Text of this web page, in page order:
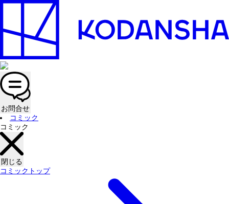
お問合せ
コミック
コミック
閉じる
コミックトップ